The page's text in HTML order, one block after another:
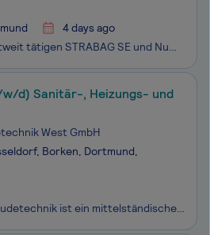
4 days ago
Als Teil der weltweit tätigen STRABAG SE und Nummer eins im deutschen Hoch- und Ingenieurbau bauen wir bei ZÜBLIN laufend am Fortschritt. Einzigartigkeit und individuelle Stärken kennzeichnen dabei unsere Projekte und jede:n Einzelne:n von uns. Ob im Hoch- und Ingenieurbau, Spezialtiefbau, Tunnel-,
d) Sanitär-, Heizungs- und
West GmbH
Borken, Dortmund,
Die Salvia Gebäudetechnik ist ein mittelständisches Unternehmen mit deutschlandweit mehr als 2.400 Mitarbeitern. Als professioneller Multidienstleister bildet die Gruppe, an 30 Standorten in ganz Deutschland, den kompletten technischen Lebenszyklus von Gebäuden ab. Von der Planung bis zum Betrieb. B